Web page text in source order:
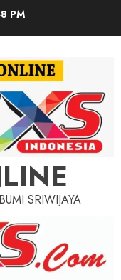
PM
SRIWIJAYA